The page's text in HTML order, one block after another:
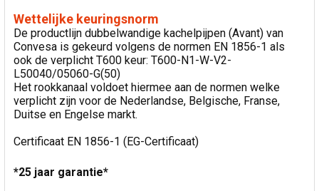
Wettelijke keuringsnorm
De productlijn dubbelwandige kachelpijpen (Avant) van
Convesa is gekeurd volgens de normen EN 1856-1 als
ook de verplicht T600 keur: T600-N1-W-V2-
L50040/05060-G(50)
Het rookkanaal voldoet hiermee aan de normen welke
verplicht zijn voor de Nederlandse, Belgische, Franse,
Duitse en Engelse markt.
Certificaat EN 1856-1 (EG-Certificaat)
*25 jaar garantie*